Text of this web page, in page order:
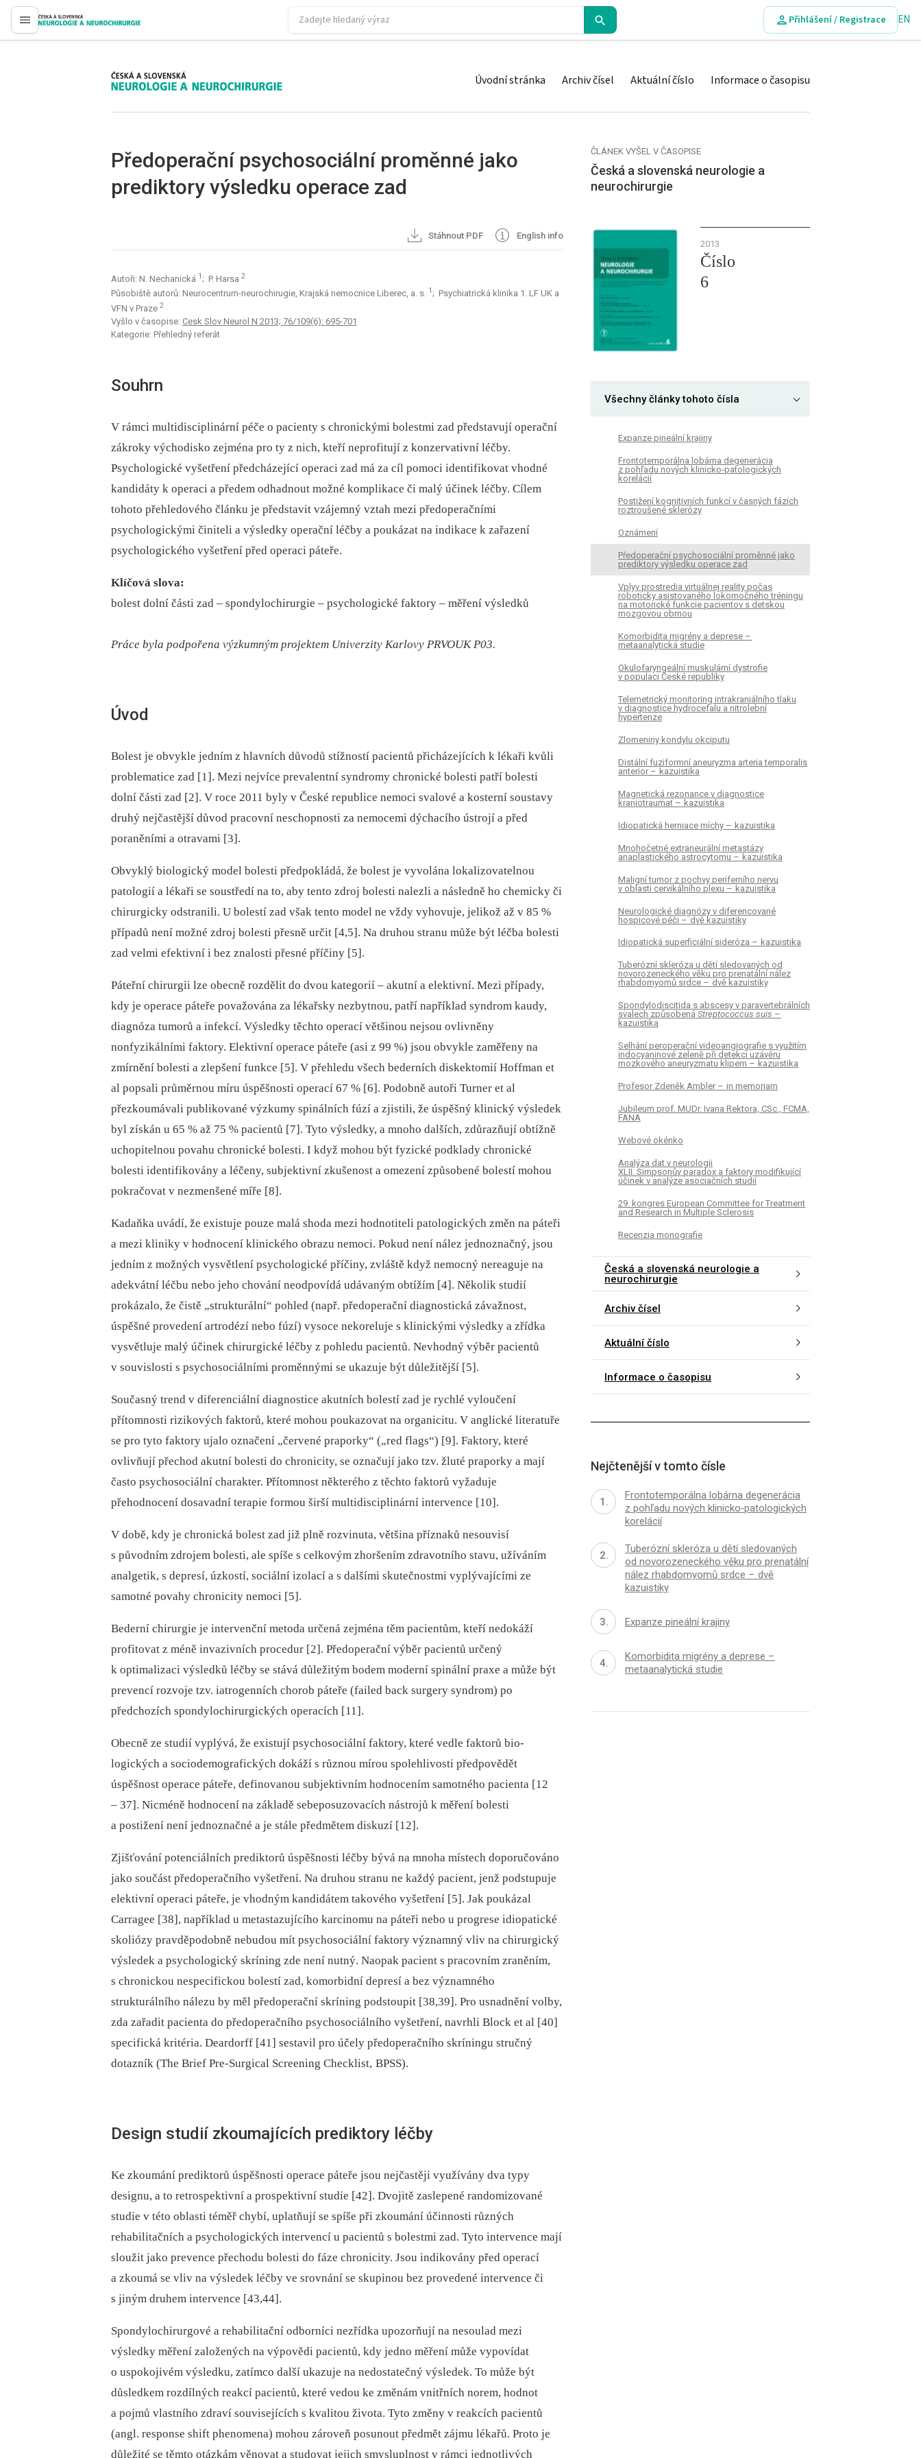
proLékaře.cz
Přihlášení / Registrace EN
proLékaře.cz Úvodní stránka Archiv čísel Aktuální číslo Informace o časopisu
Předoperační psychosociální proměnné jako
prediktory výsledku operace zad
Stáhnout PDF English info
Autoři: N. Nechanická 1 ; P. Harsa 2
Působiště autorů: Neurocentrum-neurochirugie, Krajská nemocnice Liberec, a. s. 1 ; Psychiatrická klinika 1. LF UK a
VFN v Praze 2
Vyšlo v časopise: Cesk Slov Neurol N 2013; 76/109(6): 695-701
Kategorie: Přehledný referát
Souhrn
V rámci multidisciplinární péče o pacienty s chronickými bolestmi zad představují operační
zákroky východisko zejména pro ty z nich, kteří neprofitují z konzervativní léčby.
Psychologické vyšetření předcházející operaci zad má za cíl pomoci identifikovat vhodné
kandidáty k operaci a předem odhadnout možné komplikace či malý účinek léčby. Cílem
tohoto přehledového článku je představit vzájemný vztah mezi předoperačními
psychologickými činiteli a výsledky operační léčby a poukázat na indikace k zařazení
psychologického vyšetření před operaci páteře.
Klíčová slova:
bolest dolní části zad –⁠ spondylochirurgie –⁠ psychologické faktory –⁠ měření výsledků
Práce byla podpořena výzkumným projektem Univerzity Karlovy PRVOUK P03.
Úvod
Bolest je obvykle jedním z hlavních důvodů stížností pacientů přicházejících k lékaři kvůli
problematice zad [1]. Mezi nejvíce prevalentní syndromy chronické bolesti patří bolesti
dolní části zad [2]. V roce 2011 byly v České republice nemoci svalové a kosterní soustavy
druhý nejčastější důvod pracovní neschopnosti za nemocemi dýchacího ústrojí a před
poraněními a otravami [3].
Obvyklý bio­logický model bolesti předpokládá, že bolest je vyvolána lokalizovatelnou
patologií a lékaři se soustředí na to, aby tento zdroj bolesti nalezli a následně ho chemicky či
chirurgicky odstranili. U bolestí zad však tento model ne vždy vyhovuje, jelikož až v 85 %
případů není možné zdroj bolesti přesně určit [4,5]. Na druhou stranu může být léčba bolesti
zad velmi efektivní i bez znalosti přesné příčiny [5].
Páteřní chirurgii lze obecně rozdělit do dvou kategorií –⁠ akutní a elektivní. Mezi případy,
kdy je operace páteře považována za lékařsky nezbytnou, patří například syndrom kaudy,
dia­gnóza tumorů a infekcí. Výsledky těchto operací většinou nejsou ovlivněny
nonfyzikálními faktory. Elektivní operace páteře (asi z 99 %) jsou obvykle zaměřeny na
zmírnění bolesti a zlepšení funkce [5]. V přehledu všech bederních diskektomií Hoffman et
al popsali průměrnou míru úspěšnosti operací 67 % [6]. Podobně autoři Turner et al
přezkoumávali publikované výzkumy spinálních fúzí a zjistili, že úspěšný klinický výsledek
byl získán u 65 % až 75 % pacientů [7]. Tyto výsledky, a mnoho dalších, zdůrazňují obtížně
uchopitelnou povahu chronické bolesti. I když mohou být fyzické podklady chronické
bolesti identifikovány a léčeny, subjektivní zkušenost a omezení způsobené bolestí mohou
pokračovat v nezmenšené míře [8].
Kadaňka uvádí, že existuje pouze malá shoda mezi hodnotiteli patologických změn na páteři
a mezi kliniky v hodnocení klinického obrazu nemoci. Pokud není nález jednoznačný, jsou
jedním z možných vysvětlení psychologické příčiny, zvláště když nemocný nereaguje na
adekvátní léčbu nebo jeho chování neodpovídá udávaným obtížím [4]. Několik studií
prokázalo, že čistě „strukturální“ pohled (např. předoperační dia­gnostická závažnost,
úspěšné provedení artrodézí nebo fúzí) vysoce nekoreluje s klinickými výsledky a zřídka
vysvětluje malý účinek chirurgické léčby z pohledu pacientů. Nevhodný výběr pacientů
v souvislosti s psychosociálními proměnnými se ukazuje být důležitější [5].
Současný trend v diferenciální dia­gnostice akutních bolestí zad je rychlé vyloučení
přítomnosti rizikových faktorů, které mohou poukazovat na organicitu. V anglické literatuře
se pro tyto faktory ujalo označení „červené praporky“ („red flags“) [9]. Faktory, které
ovlivňují přechod akutní bolesti do chronicity, se označují jako tzv. žluté praporky a mají
často psychosociální charakter. Přítomnost ně­kte­rého z těchto faktorů vyžaduje
přehodnocení dosavadní terapie formou širší multidisciplinární intervence [10].
V době, kdy je chronická bolest zad již plně rozvinuta, většina příznaků nesouvisí
s původním zdrojem bolesti, ale spíše s celkovým zhoršením zdravotního stavu, užíváním
analgetik, s depresí, úzkostí, sociální izolací a s dalšími skutečnostmi vyplývajícími ze
samotné povahy chronicity nemoci [5].
Bederní chirurgie je intervenční metoda určená zejména těm pacientům, kteří nedokáží
profitovat z méně invazivních procedur [2]. Předoperační výběr pacientů určený
k optimalizaci výsledků léčby se stává důležitým bodem moderní spinální praxe a může být
prevencí rozvoje tzv. iatrogenních chorob páteře (failed back surgery syndrom) po
předchozích spondylochirurgických operacích [11].
Obecně ze studií vyplývá, že existují psychosociální faktory, které vedle faktorů bio­
logických a sociodemografických dokáží s různou mírou spolehlivosti předpovědět
úspěšnost operace páteře, definovanou subjektivním hodnocením samotného pacienta [12
–⁠ 37]. Nicméně hodnocení na základě sebeposuzovacích nástrojů k měření bolesti
a postižení není jednoznačné a je stále předmětem diskuzí [12].
Zjišťování potenciálních prediktorů ús­pěšnosti léčby bývá na mnoha místech doporučováno
jako součást předoperačního vyšetření. Na druhou stranu ne každý pacient, jenž podstupuje
elektivní operaci páteře, je vhodným kandidátem takového vyšetření [5]. Jak poukázal
Carragee [38], například u metastazujícího karcinomu na páteři nebo u progrese idiopatické
skoliózy pravděpodobně nebudou mít psychosociální faktory významný vliv na chirurgický
výsledek a psychologický skríning zde není nutný. Naopak pacient s pracovním zraněním,
s chronickou nespecifickou bolestí zad, komorbidní depresí a bez významného
strukturálního nálezu by měl předoperační skríning podstoupit [38,39]. Pro usnadnění volby,
zda zařadit pacienta do předoperačního psychosociálního vyšetření, navrhli Block et al [40]
specifická kritéria. Deardorff [41] sestavil pro účely předoperačního skríningu stručný
dotazník (The Brief Pre‑Surgical Screening Checklist, BPSS).
Design studií zkoumajících prediktory léčby
Ke zkoumání prediktorů úspěšnosti operace páteře jsou nejčastěji využívány dva typy
designu, a to retrospektivní a prospektivní studie [42]. Dvojitě zaslepené randomizované
studie v této oblasti téměř chybí, uplatňují se spíše při zkoumání účinnosti různých
rehabilitačních a psychologických intervencí u pacientů s bolestmi zad. Tyto intervence mají
sloužit jako prevence přechodu bolesti do fáze chronicity. Jsou indikovány před operací
a zkoumá se vliv na výsledek léčby ve srovnání se skupinou bez provedené intervence či
s jiným druhem intervence [43,44].
Spondylochirurgové a rehabilitační odborníci nezřídka upozorňují na nesoulad mezi
výsledky měření založených na výpovědi pacientů, kdy jedno měření může vypovídat
o uspokojivém výsledku, zatímco další ukazuje na nedostatečný výsledek. To může být
důsledkem rozdílných reakcí pacientů, které vedou ke změnám vnitřních norem, hodnot
a pojmů vlastního zdraví souvisejících s kvalitou života. Tyto změny v reakcích pacientů
(angl. response shift phenomena) mohou zároveň posunout předmět zájmu lékařů. Proto je
důležité se těmto otázkám věnovat a studovat jejich smysluplnost v rámci jednotlivých
ČLÁNEK VYŠEL V ČASOPISE
Česká a slovenská neurologie a
neurochirurgie
2013
Číslo
6
Všechny články tohoto čísla
Expanze pineální krajiny
Frontotemporálna lobárna degenerácia
z pohľadu nových klinicko‑patologických
korelácií
Postižení kognitivních funkcí v časných fázích
roztroušené sklerózy
Oznámení
Předoperační psychosociální proměnné jako
prediktory výsledku operace zad
Vplyv prostredia virtuálnej reality počas
roboticky asistovaného lokomočného tréningu
na motorické funkcie pacientov s detskou
mozgovou obrnou
Komorbidita migrény a deprese –
metaanalytická studie
Okulofaryngeální muskulární dystrofie
v populaci České republiky
Telemetrický monitoring intrakraniálního tlaku
v dia­gnostice hydrocefalu a nitrolební
hypertenze
Zlomeniny kondylu okciputu
Distální fuziformní aneuryzma arteria temporalis
anterior – kazuistika
Magnetická rezonance v dia­gnostice
kraniotraumat – kazuistika
Idiopatická herniace míchy – kazuistika
Mnohočetné extraneurální metastázy
anaplastického astrocytomu – kazuistika
Maligní tumor z pochvy periferního nervu
v oblasti cervikálního plexu – kazuistika
Neurologické dia­gnózy v diferencované
hospicové péči – dvě kazuistiky
Idiopatická superficiální sideróza – kazuistika
Tuberózní skleróza u dětí sledovaných od
novorozeneckého věku pro prenatální nález
rhabdomyomů srdce – dvě kazuistiky
Spondylodiscitida s abscesy v paravertebrálních
svalech způsobená Streptococcus suis –
kazuistika
Selhání peroperační videoangiografie s využitím
indocyaninové zeleně při detekci uzávěru
mozkového aneuryzmatu klipem – kazuistika
Profesor Zdeněk Ambler – in memoriam
Jubileum prof. MUDr. Ivana Rektora, CSc., FCMA,
FANA
Webové okénko
Analýza dat v neurologii
XLII. Simpsonův paradox a faktory modifikující
účinek v analýze asociačních studií
29. kongres European Committee for Treatment
and Research in Multiple Sclerosis
Recenzia monografie
Česká a slovenská neurologie a
neurochirurgie
Archiv čísel
Aktuální číslo
Informace o časopisu
Nejčtenější v tomto čísle
Frontotemporálna lobárna degenerácia
z pohľadu nových klinicko‑patologických
korelácií
Tuberózní skleróza u dětí sledovaných
od novorozeneckého věku pro prenatální
nález rhabdomyomů srdce – dvě
kazuistiky
Expanze pineální krajiny
Komorbidita migrény a deprese –
metaanalytická studie